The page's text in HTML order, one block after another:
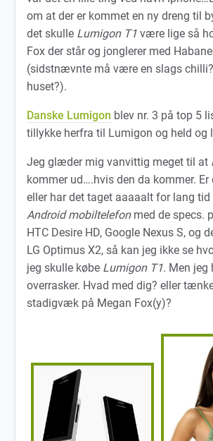
om at der er kommet en ny dreng til
det skulle Lumigon T1 være lige så
Fox der står og jonglerer med
(sidstnævnte må være en slags
huset?).
Danske Lumigon blev nr. 3 på top 5
tillykke herfra til Lumigon og held og
Jeg glæder mig vanvittig meget til at
kommer ud….hvis den da kommer. Er
eller har det taget aaaaalt for lang tid
Android mobiltelefonmed de specs.
HTC Desire HD, Google Nexus S, og
LG Optimus X2, så kan jeg ikke se
jeg skulle købe Lumigon T1. Men jeg
overrasker. Hvad med dig? eller
stadigvæk på Megan Fox(y)?